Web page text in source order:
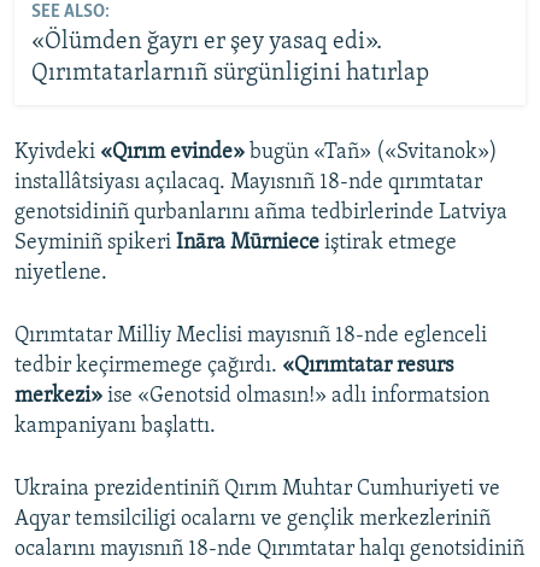
SEE ALSO:
«Ölümden ğayrı er şey yasaq edi».
Qırımtatarlarnıñ sürgünligini hatırlap
Kyivdeki «Qırım evinde» bugün «Tañ» («Svitanok»)
installâtsiyası açılacaq. Mayısnıñ 18-nde qırımtatar
genotsidiniñ qurbanlarını añma tedbirlerinde Latviya
Seyminiñ spikeri Ināra Mūrniece iştirak etmege
niyetlene.
Qırımtatar Milliy Meclisi mayısnıñ 18-nde eglenceli
tedbir keçirmemege çağırdı. «Qırımtatar resurs
merkezi» ise «Genotsid olmasın!» adlı informatsion
kampaniyanı başlattı.
Ukraina prezidentiniñ Qırım Muhtar Cumhuriyeti ve
Aqyar temsilciligi ocalarnı ve gençlik merkezleriniñ
ocalarını mayısnıñ 18-nde Qırımtatar halqı genotsidiniñ